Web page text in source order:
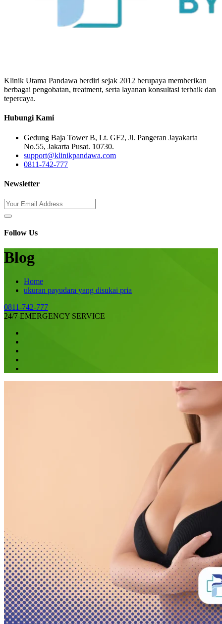
Klinik Utama Pandawa berdiri sejak 2012 berupaya memberikan
berbagai pengobatan, treatment, serta layanan konsultasi terbaik dan
tepercaya.
Hubungi Kami
Gedung Baja Tower B, Lt. GF2, Jl. Pangeran Jayakarta
No.55, Jakarta Pusat. 10730.
support@klinikpandawa.com
0811-742-777
Newsletter
Follow Us
Blog
Home
ukuran payudara yang disukai pria
0811-742-777
24/7 EMERGENCY SERVICE